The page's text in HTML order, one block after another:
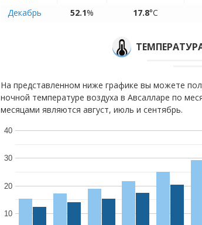
Декабрь
52.1% 17.8°C
На представленном ниже графике вы можете
ночной температуре воздуха в Авсалларе по
месяцами являются август, июль и сентябрь.
10
20
30
40